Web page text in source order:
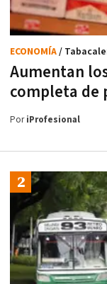
Aumentan
completa de
ECONOMÍA/
PoriProfesional